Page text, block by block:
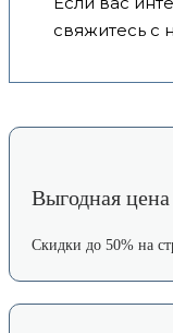
свяжитесь с
Выгодная цена
Скидки до 50% на